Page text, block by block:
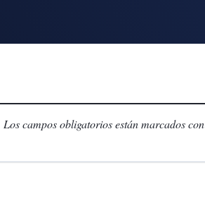
Los campos obligatorios están marcados con